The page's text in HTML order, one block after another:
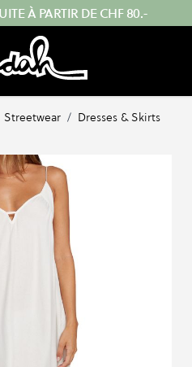
DEPUIS LA SUISSE
Streetwear / Dresses & Skirts